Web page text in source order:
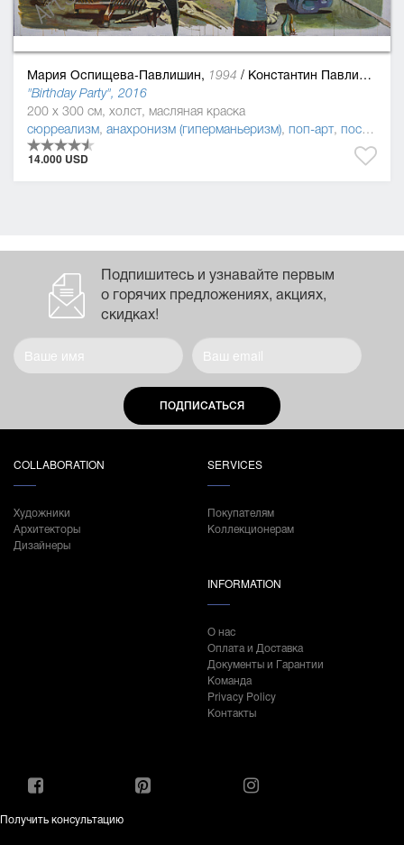
Мария Оспищева-Павлишин, 1994 / Константин Павлишин
"Birthday Party", 2016
200 x 300 см, холст, масляная краска
сюрреализм, анахронизм (гиперманьеризм), поп-арт, постмодернизм
14.000 USD
Подпишитесь и узнавайте первым
о горячих предложениях, акциях,
скидках!
ПОДПИСАТЬСЯ
COLLABORATION
Художники
Архитекторы
Дизайнеры
SERVICES
Покупателям
Коллекционерам
INFORMATION
О нас
Оплата и Доставка
Документы и Гарантии
Команда
Privacy Policy
Контакты
Получить консультацию